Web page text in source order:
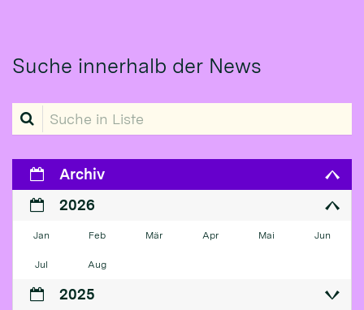
Suche innerhalb der News
Suche in Liste
Archiv
2026
Jan Feb Mär Apr Mai Jun
Jul Aug
2025